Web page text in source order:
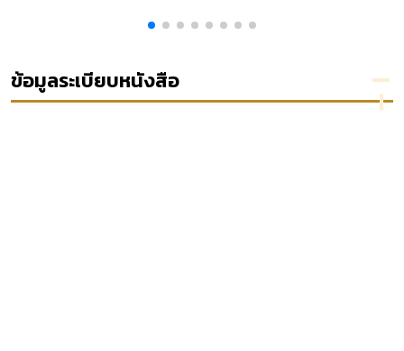
ส่วน
บุคคล
เปรียบ
เทียบวิธี
พิจารณา
ในการพิทักษ์สิ่ง
แวดล้อมเมือง
2535
ข้อมูลระเบียบหนังสือ